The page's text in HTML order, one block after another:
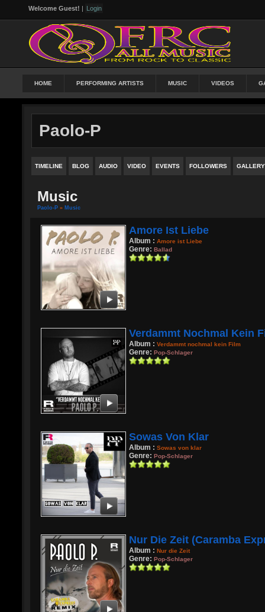
Welcome Guest! | Login
HOME PERFORMING ARTISTS MUSIC VIDEOS
Paolo-P
TIMELINE BLOG AUDIO VIDEO EVENTS FOLLOWERS GALLERY
Music
Paolo-P » Music
Amore Ist Liebe
Album : Amore ist Liebe
Genre: Ballad
Verdammt Nochmal Kein
Album : Verdammt nochmal kein Film
Genre: Pop-Schlager
Sowas Von Klar
Album : Sowas von klar
Genre: Pop-Schlager
Nur Die Zeit (Caramba
Album : Nur die Zeit
Genre: Pop-Schlager